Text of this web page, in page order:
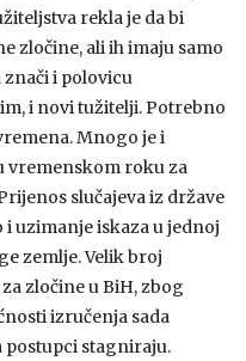
rekla je da bi
zločine, ali ih imaju samo
i polovicu
i novi tužitelji. Potrebno
Mnogo je i
vremenskom roku za
slučajeva iz države
uzimanje iskaza u jednoj
zemlje. Velik broj
zločine u BiH, zbog
izručenja sada
postupci stagniraju.